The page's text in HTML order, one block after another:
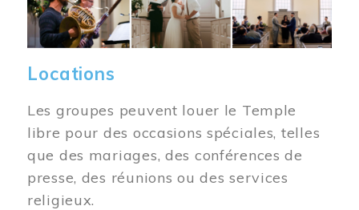
Locations
Les groupes peuvent louer le Temple
libre pour des occasions spéciales, telles
que des mariages, des conférences de
presse, des réunions ou des services
religieux.